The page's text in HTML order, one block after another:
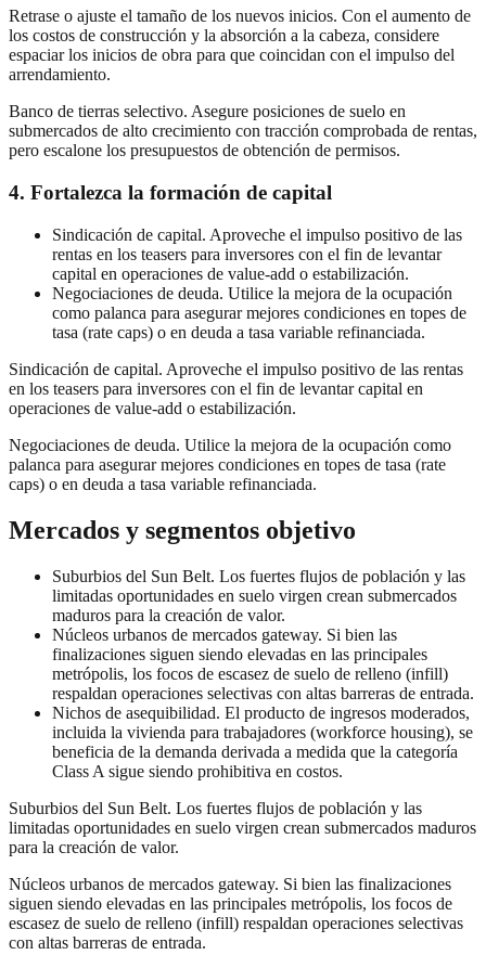
Retrase o ajuste el tamaño de los nuevos inicios. Con el aumento de
los costos de construcción y la absorción a la cabeza, considere
espaciar los inicios de obra para que coincidan con el impulso del
arrendamiento.
Banco de tierras selectivo. Asegure posiciones de suelo en
submercados de alto crecimiento con tracción comprobada de rentas,
pero escalone los presupuestos de obtención de permisos.
4. Fortalezca la formación de capital
Sindicación de capital. Aproveche el impulso positivo de las
rentas en los teasers para inversores con el fin de levantar
capital en operaciones de value-add o estabilización.
Negociaciones de deuda. Utilice la mejora de la ocupación
como palanca para asegurar mejores condiciones en topes de
tasa (rate caps) o en deuda a tasa variable refinanciada.
Sindicación de capital. Aproveche el impulso positivo de las rentas
en los teasers para inversores con el fin de levantar capital en
operaciones de value-add o estabilización.
Negociaciones de deuda. Utilice la mejora de la ocupación como
palanca para asegurar mejores condiciones en topes de tasa (rate
caps) o en deuda a tasa variable refinanciada.
Mercados y segmentos objetivo
Suburbios del Sun Belt. Los fuertes flujos de población y las
limitadas oportunidades en suelo virgen crean submercados
maduros para la creación de valor.
Núcleos urbanos de mercados gateway. Si bien las
finalizaciones siguen siendo elevadas en las principales
metrópolis, los focos de escasez de suelo de relleno (infill)
respaldan operaciones selectivas con altas barreras de entrada.
Nichos de asequibilidad. El producto de ingresos moderados,
incluida la vivienda para trabajadores (workforce housing), se
beneficia de la demanda derivada a medida que la categoría
Class A sigue siendo prohibitiva en costos.
Suburbios del Sun Belt. Los fuertes flujos de población y las
limitadas oportunidades en suelo virgen crean submercados maduros
para la creación de valor.
Núcleos urbanos de mercados gateway. Si bien las finalizaciones
siguen siendo elevadas en las principales metrópolis, los focos de
escasez de suelo de relleno (infill) respaldan operaciones selectivas
con altas barreras de entrada.